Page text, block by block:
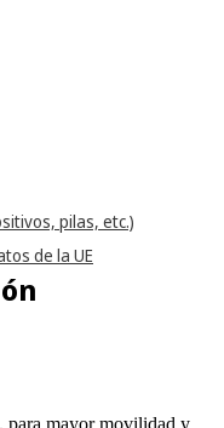
pilas, etc.)
de la UE